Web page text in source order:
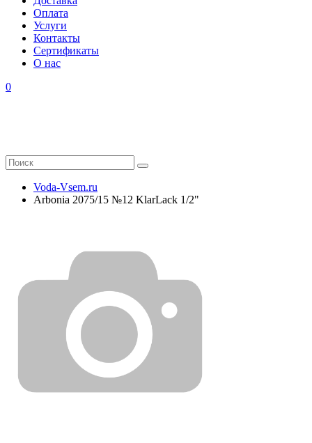
Оплата
Услуги
Контакты
Cертификаты
О нас
0
Voda-Vsem.ru
Arbonia 2075/15 №12 KlarLack 1/2"